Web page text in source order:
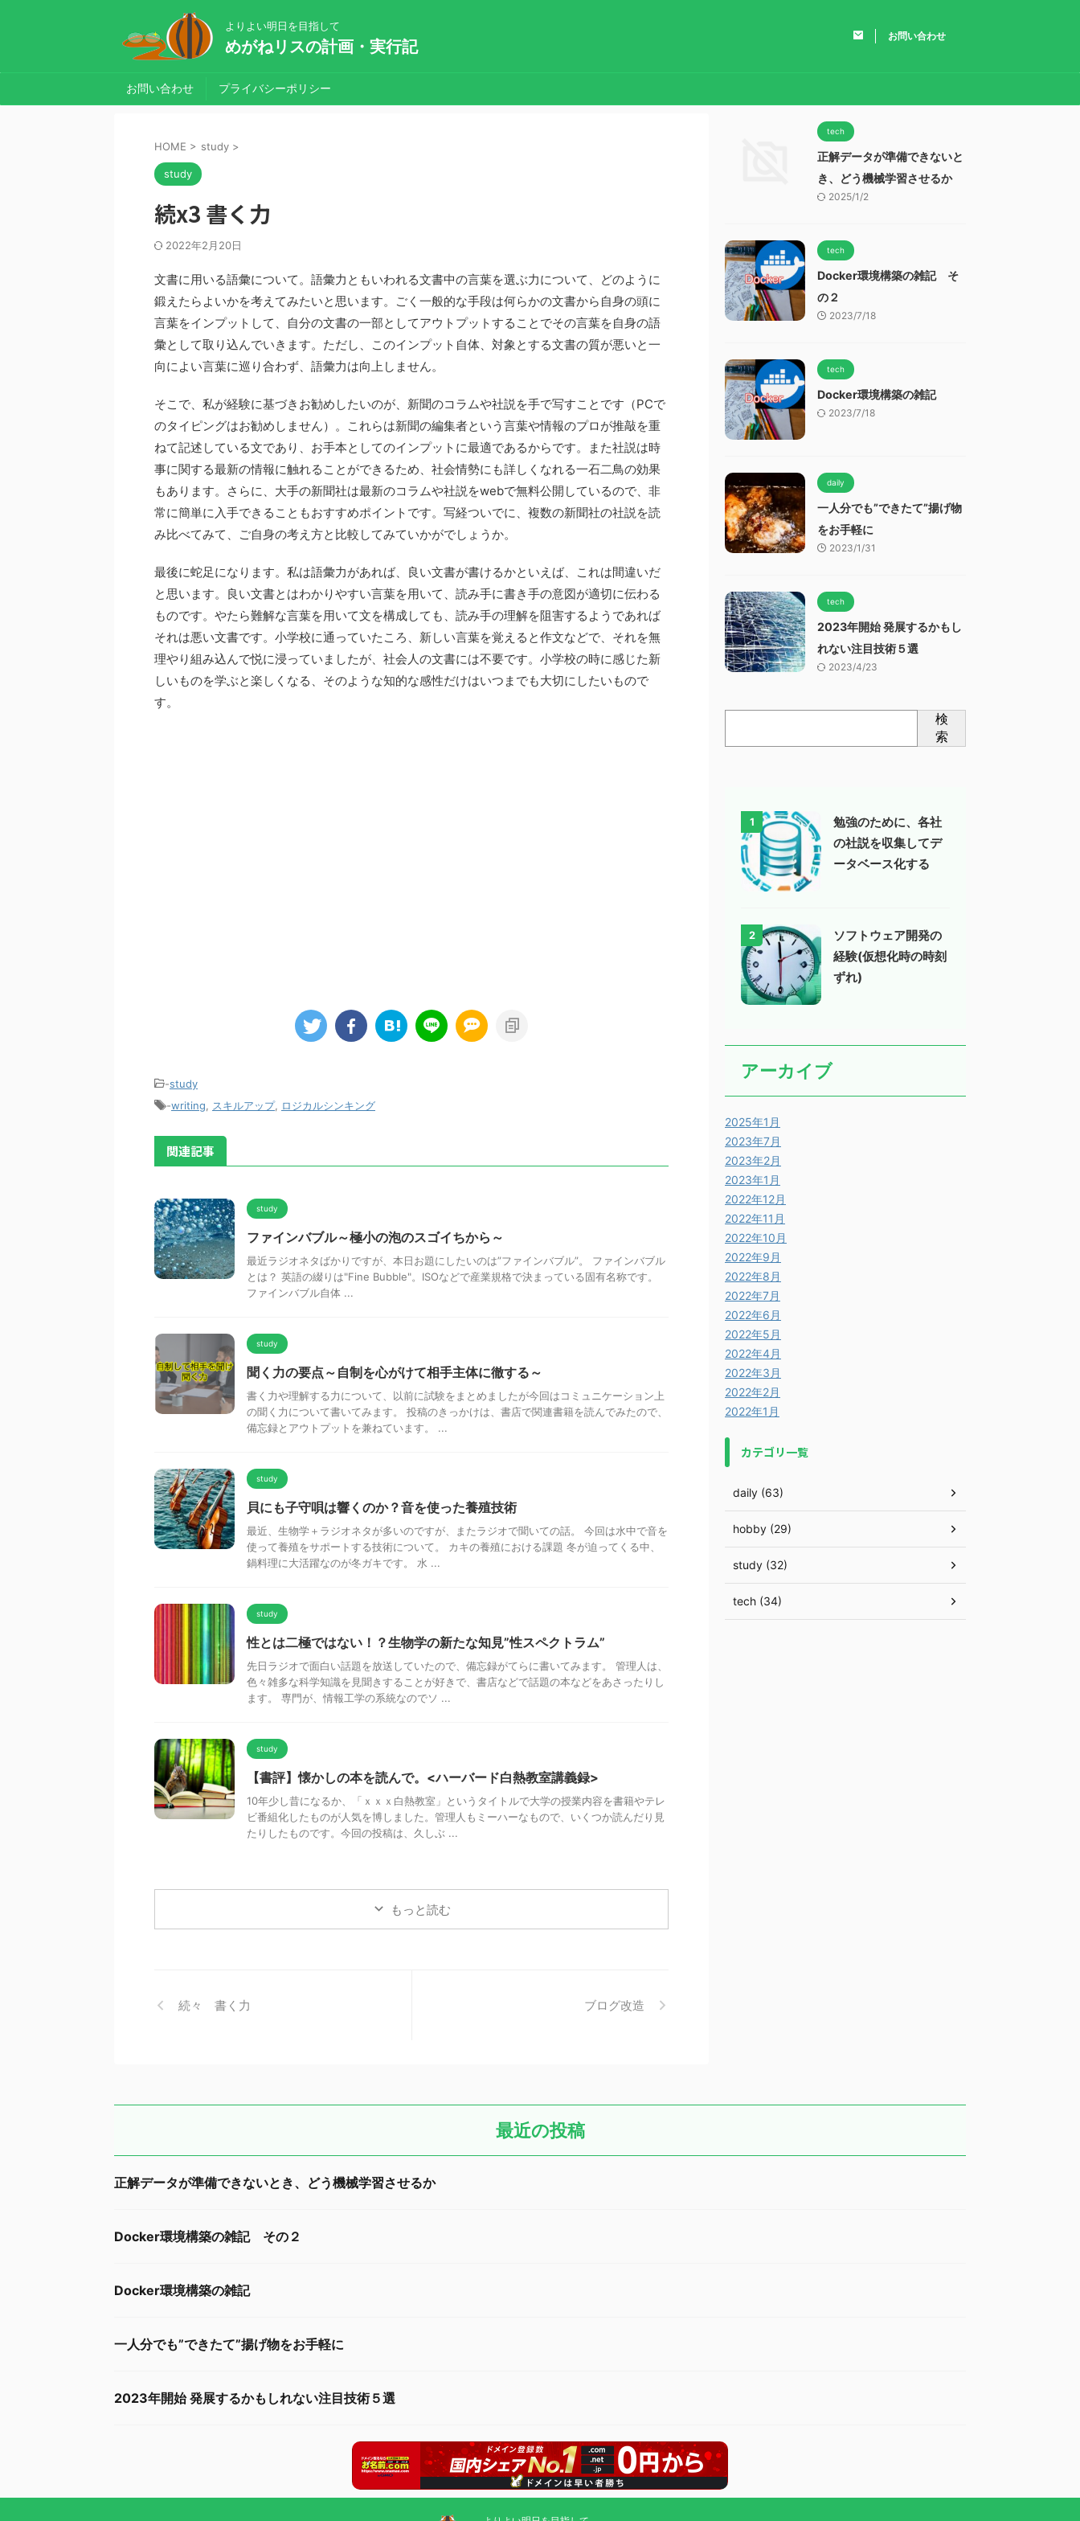
よりよい明日を目指して
めがねリスの計画・実行記
お問い合わせ
お問い合わせ プライバシーポリシー
HOME > study >
study
続x3 書く力
2022年2月20日
文書に用いる語彙について。語彙力ともいわれる文書中の言葉を選ぶ力について、どのように
鍛えたらよいかを考えてみたいと思います。ごく一般的な手段は何らかの文書から自身の頭に
言葉をインプットして、自分の文書の一部としてアウトプットすることでその言葉を自身の語
彙として取り込んでいきます。ただし、このインプット自体、対象とする文書の質が悪いと一
向によい言葉に巡り合わず、語彙力は向上しません。
そこで、私が経験に基づきお勧めしたいのが、新聞のコラムや社説を手で写すことです（PCで
のタイピングはお勧めしません）。これらは新聞の編集者という言葉や情報のプロが推敲を重
ねて記述している文であり、お手本としてのインプットに最適であるからです。また社説は時
事に関する最新の情報に触れることができるため、社会情勢にも詳しくなれる一石二鳥の効果
もあります。さらに、大手の新聞社は最新のコラムや社説をwebで無料公開しているので、非
常に簡単に入手できることもおすすめポイントです。写経ついでに、複数の新聞社の社説を読
み比べてみて、ご自身の考え方と比較してみていかがでしょうか。
最後に蛇足になります。私は語彙力があれば、良い文書が書けるかといえば、これは間違いだ
と思います。良い文書とはわかりやすい言葉を用いて、読み手に書き手の意図が適切に伝わる
ものです。やたら難解な言葉を用いて文を構成しても、読み手の理解を阻害するようであれば
それは悪い文書です。小学校に通っていたころ、新しい言葉を覚えると作文などで、それを無
理やり組み込んで悦に浸っていましたが、社会人の文書には不要です。小学校の時に感じた新
しいものを学ぶと楽しくなる、そのような知的な感性だけはいつまでも大切にしたいもので
す。
-study
-writing スキルアップ, ロジカルシンキング
関連記事
study
ファインバブル～極小の泡のスゴイちから～
最近ラジオネタばかりですが、本日お題にしたいのは”ファインバブル”。 ファインバブル
とは？ 英語の綴りは"Fine Bubble"。ISOなどで産業規格で決まっている固有名称です。
ファインバブル自体 ...
study
聞く力の要点～自制を心がけて相手主体に徹する～
書く力や理解する力について、以前に試験をまとめましたが今回はコミュニケーション上
の聞く力について書いてみます。 投稿のきっかけは、書店で関連書籍を読んでみたので、
備忘録とアウトプットを兼ねています。 ...
study
貝にも子守唄は響くのか？音を使った養殖技術
最近、生物学＋ラジオネタが多いのですが、またラジオで聞いての話。 今回は水中で音を
使って養殖をサポートする技術について。 カキの養殖における課題 冬が迫ってくる中、
鍋料理に大活躍なのが冬ガキです。 水 ...
study
性とは二極ではない！？生物学の新たな知見”性スペクトラム”
先日ラジオで面白い話題を放送していたので、備忘録がてらに書いてみます。 管理人は、
色々雑多な科学知識を見聞きすることが好きで、書店などで話題の本などをあさったりし
ます。 専門が、情報工学の系統なのでソ ...
study
【書評】懐かしの本を読んで。<ハーバード白熱教室講義録>
10年少し昔になるか、「ｘｘｘ白熱教室」というタイトルで大学の授業内容を書籍やテレ
ビ番組化したものが人気を博しました。管理人もミーハーなもので、いくつか読んだり見
たりしたものです。今回の投稿は、久しぶ ...
もっと読む
続々 書く力 ブログ改造
tech
正解データが準備できないと
き、どう機械学習させるか
2025/1/2
tech
Docker環境構築の雑記 そ
の２
2023/7/18
tech
Docker環境構築の雑記
2023/7/18
daily
一人分でも”できたて”揚げ物
をお手軽に
2023/1/31
tech
2023年開始 発展するかもし
れない注目技術５選
2023/4/23
検
索
1
勉強のために、各社
の社説を収集してデ
ータベース化する
2
ソフトウェア開発の
経験(仮想化時の時刻
ずれ)
アーカイブ
2025年1月
2023年7月
2023年2月
2023年1月
2022年12月
2022年11月
2022年10月
2022年9月
2022年8月
2022年7月
2022年6月
2022年5月
2022年4月
2022年3月
2022年2月
2022年1月
カテゴリ一覧
daily (63)
hobby (29)
study (32)
tech (34)
最近の投稿
正解データが準備できないとき、どう機械学習させるか
Docker環境構築の雑記 その２
Docker環境構築の雑記
一人分でも”できたて”揚げ物をお手軽に
2023年開始 発展するかもしれない注目技術５選